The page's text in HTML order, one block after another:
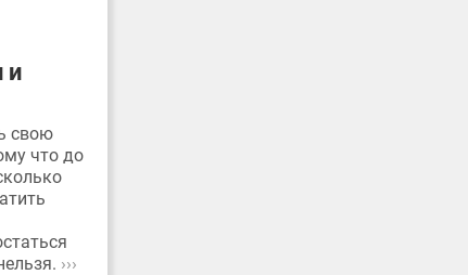
и
свою
что до
›››